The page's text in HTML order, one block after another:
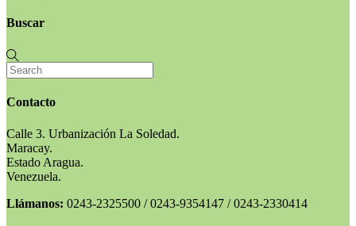
Buscar
Contacto
Calle 3. Urbanización La Soledad.
Maracay.
Estado Aragua.
Venezuela.
Llámanos: 0243-2325500 / 0243-9354147 / 0243-2330414